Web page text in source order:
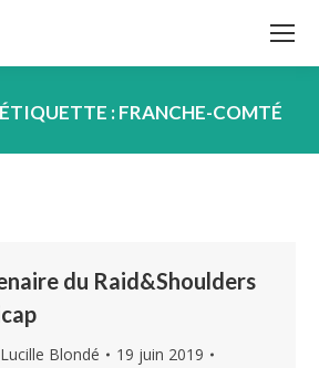
:FRANCHE-COMTÉ
du Raid&Shoulders
Lucille Blondé
19 juin 2019